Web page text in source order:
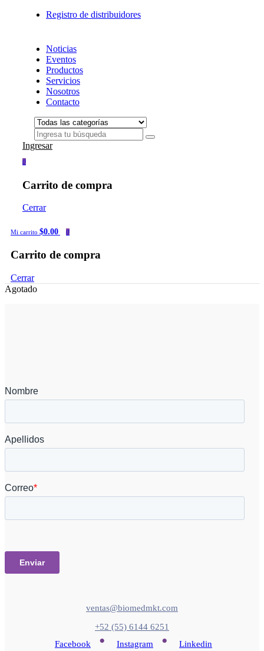
Registro de distribuidores
Noticias
Eventos
Productos
Servicios
Nosotros
Contacto
Ingresar
0
Carrito de compra
Cerrar
Mi carrito $0.00 0
Carrito de compra
Cerrar
Agotado
ventas@biomedmkt.com
+52 (55) 6144 6251
Facebook
• Instagram • Linkedin